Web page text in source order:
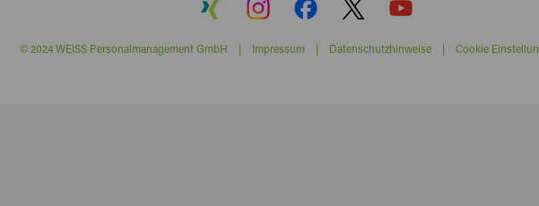
© 2024 WEISS Personalmanagement GmbH | Impressum| Datenschutzhinweise| Cookie